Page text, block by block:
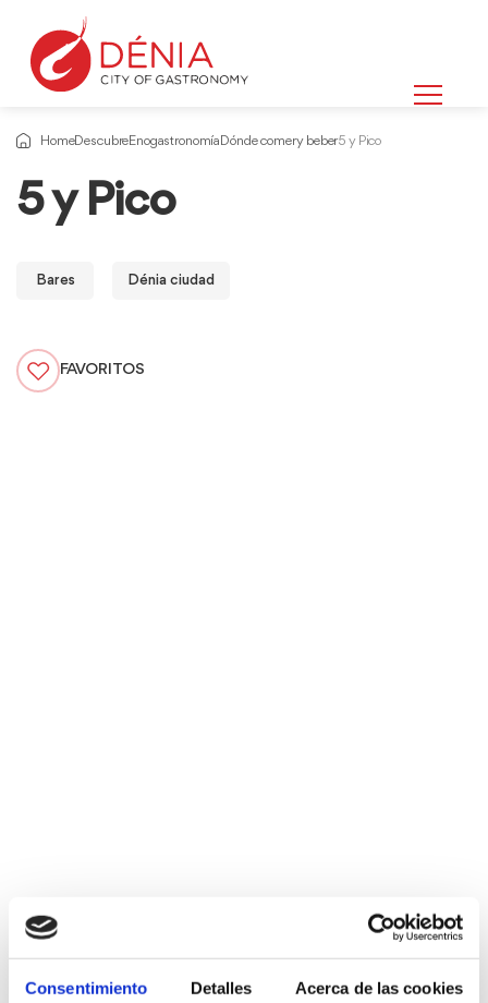
Consentimiento Detalles Acerca de las cookies
HomeDescubreEnogastronomía Dónde comer y beber5 y Pico
5 y Pico
Bares Dénia ciudad
FAVORITOS